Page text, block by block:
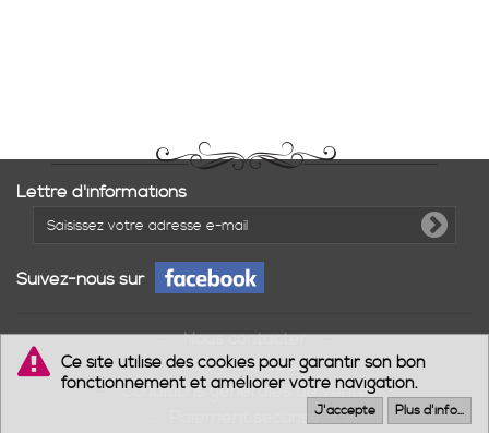
Lettre d'informations
Suivez-nous sur
Nous contacter
Notre boutique
Conditions générales de vente
Paiement sécurisé
Ce site utilise des cookies pour garantir son bon
fonctionnement et améliorer votre navigation.
J'accepte Plus d'info...